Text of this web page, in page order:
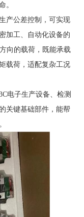
。
产公差控制，可实现
加工、自动化设备的
向的载荷，既能承载
载荷，适配复杂工况
电子生产设备、检测
关键基础部件，能帮